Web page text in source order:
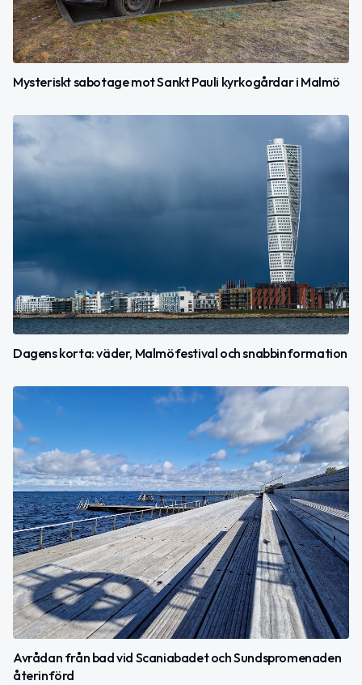
Mysteriskt sabotage mot Sankt Pauli kyrkogårdar i Malmö
Dagens korta: väder, Malmöfestival och snabbinformation
Avrådan från bad vid Scaniabadet och Sundspromenaden
återinförd